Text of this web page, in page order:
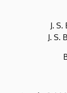
J.
J. S.